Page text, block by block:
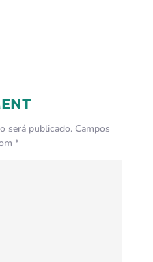
será publicado. Campos
*